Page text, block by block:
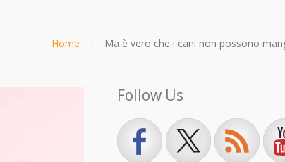
Home Ma è vero che i cani non possono
Follow Us